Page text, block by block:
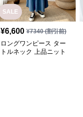
SALE
¥6,600 ¥7340(割引前)
ロングワンピース ター
トルネック 上品ニット